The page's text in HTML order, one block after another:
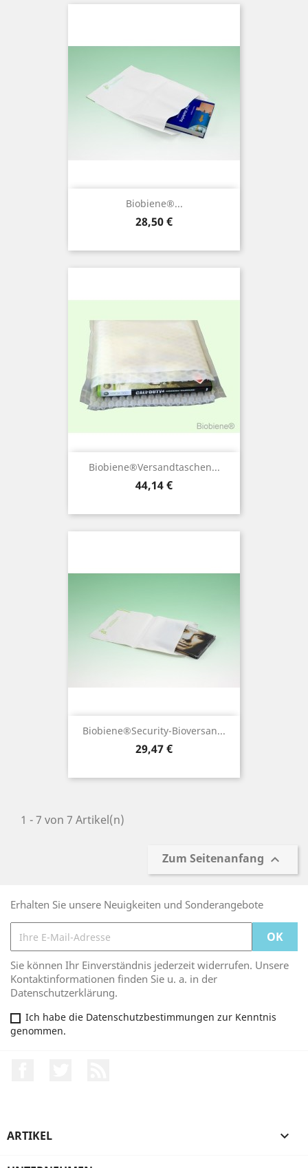
Biobiene®...
Preis
28,50 €
Biobiene®Versandtaschen...
Preis
44,14 €
Biobiene®Security-Bioversan...
Preis
29,47 €
1 - 7 von 7 Artikel(n)
Zum Seitenanfang 
Erhalten Sie unsere Neuigkeiten und Sonderangebote
Sie können Ihr Einverständnis jederzeit widerrufen. Unsere
Kontaktinformationen finden Sie u. a. in der
Datenschutzerklärung.
Ich habe die Datenschutzbestimmungen zur Kenntnis
genommen.
ARTIKEL 